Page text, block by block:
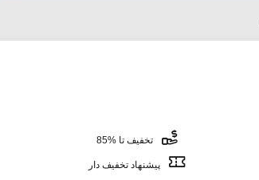
تخفیف تا %85
پیشنهاد تخفیف دار